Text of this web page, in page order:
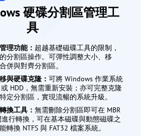
硬碟分割區管理工
具
理功能： 超越基礎磁碟工具的限制，
分割區操作。可彈性調整大小、移
併與對齊分割區。
與硬碟克隆： 可將 Windows 作業系統
或 HDD，無需重新安裝；亦可完整克隆
定分割區，實現流暢的系統升級。
換工具： 無需刪除分割區即可在 MBR
進行轉換，可在基本磁碟與動態磁碟之
轉換 NTFS 與 FAT32 檔案系統。